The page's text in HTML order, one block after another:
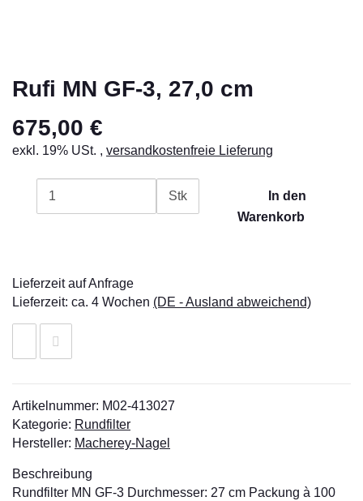
Rufi MN GF-3, 27,0 cm
675,00 €
exkl. 19% USt. , versandkostenfreie Lieferung
Stk
In den
Warenkorb
Lieferzeit auf Anfrage
Lieferzeit: ca. 4 Wochen (DE - Ausland abweichend)
Artikelnummer: M02-413027
Kategorie: Rundfilter
Hersteller: Macherey-Nagel
Beschreibung
Rundfilter MN GF-3 Durchmesser: 27 cm Packung à 100